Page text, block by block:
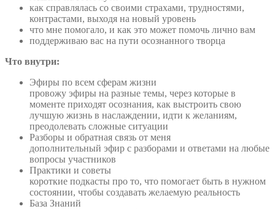
как справлялась со своими страхами, трудностями,
контрастами, выходя на новый уровень
что мне помогало, и как это может помочь лично вам
поддерживаю вас на пути осознанного творца
Что внутри:
Эфиры по всем сферам жизни
провожу эфиры на разные темы, через которые в
моменте приходят осознания, как выстроить свою
лучшую жизнь в наслаждении, идти к желаниям,
преодолевать сложные ситуации
Разборы и обратная связь от меня
дополнительный эфир с разборами и ответами на любые
вопросы участников
Практики и советы
короткие подкасты про то, что помогает быть в нужном
состоянии, чтобы создавать желаемую реальность
База Знаний